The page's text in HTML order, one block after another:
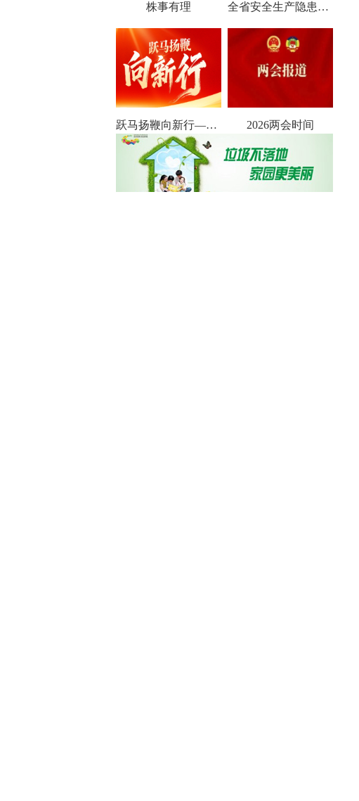
株事有理 全省安全生产隐患大排查大整治
跃马扬鞭向新行——聚焦2026全国两会 2026两会时间